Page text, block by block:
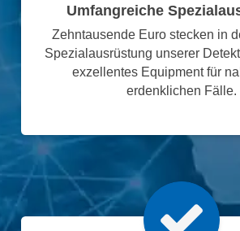
Umfangreiche
Zehntausende Euro stecken in
Spezialausrüstung unserer
exzellentes Equipment für
erdenklichen Fälle.